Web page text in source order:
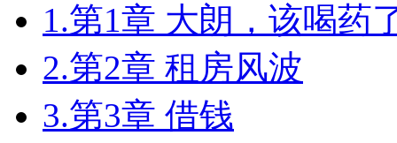
1.第1章 大朗，该喝药
2.第2章 租房风波
3.第3章 借钱